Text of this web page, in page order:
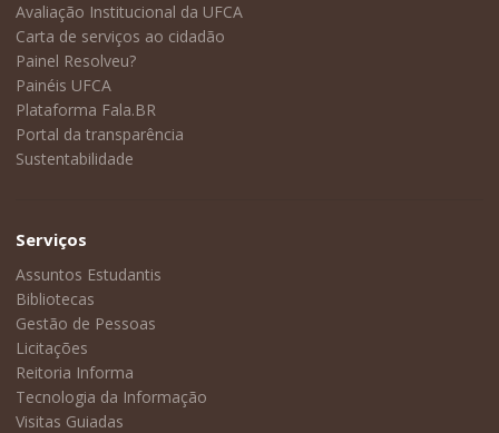
Avaliação Institucional da UFCA
Carta de serviços ao cidadão
Painel Resolveu?
Painéis UFCA
Plataforma Fala.BR
Portal da transparência
Sustentabilidade
Serviços
Assuntos Estudantis
Bibliotecas
Gestão de Pessoas
Licitações
Reitoria Informa
Tecnologia da Informação
Visitas Guiadas